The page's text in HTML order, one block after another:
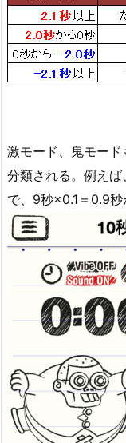
激モード、鬼モー
分類される。例え
で、9秒×0.1＝0.9秒